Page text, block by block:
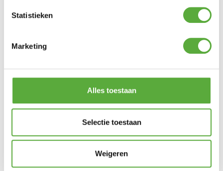
Statistieken
Marketing
Alles toestaan
Selectie toestaan
Weigeren
SKU675985 Anna's Collection
Merk
Anna's Collection
Goud
Lengte
18 cm
8713619434143